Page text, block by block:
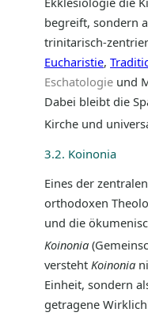
begreift, sondern
trinitarisch-
Eucharistie,
Eschatologie und
Dabei bleibt die
Kirche und
3.2. Koinonia
Eines der
orthodoxen
und die
Koinonia
versteht Koinonia
Einheit, sondern
getragene